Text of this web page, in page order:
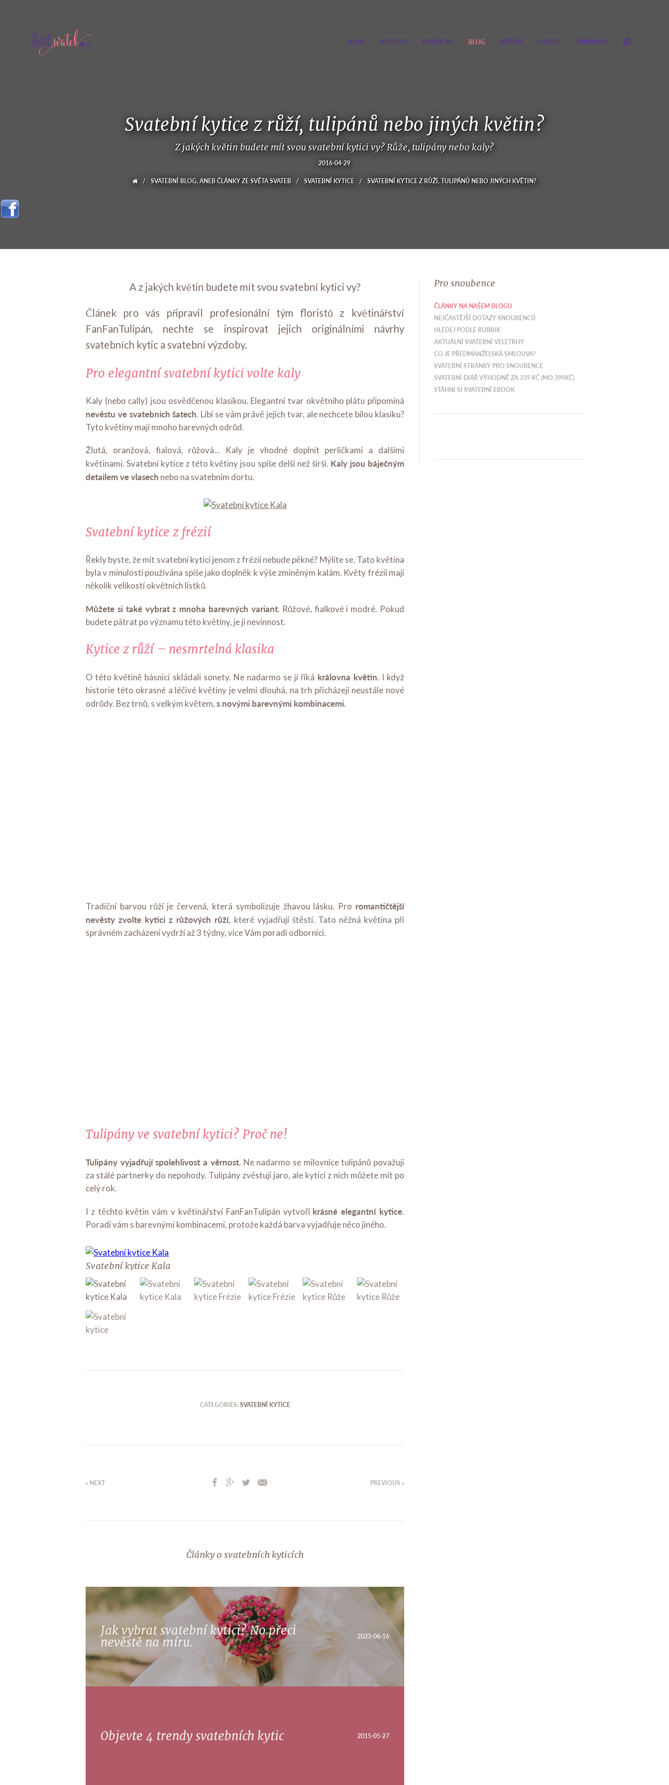
HOME RUBRIKY POMŮCKY BLOG PŘÍBĚH GALERIE PŘÍPRAVY
Svatební kytice z růží, tulipánů nebo jiných květin?
Z jakých květin budete mít svou svatební kytici vy? Růže, tulipány nebo kaly?
2016-04-29
/ SVATEBNÍ BLOG, ANEB ČLÁNKY ZE SVĚTA SVATEB / SVATEBNÍ KYTICE / SVATEBNÍ KYTICE Z RŮŽÍ, TULIPÁNŮ NEBO JINÝCH KVĚTIN?
A z jakých květin budete mít svou svatební kytici vy?
Článek pro vás připravil profesionální tým floristů z květinářství
FanFanTulipán, nechte se inspirovat jejich originálními návrhy
svatebních kytic a svatební výzdoby.
Pro elegantní svatební kytici volte kaly
Kaly (nebo cally) jsou osvědčenou klasikou. Elegantní tvar okvětního plátu připomíná
nevěstu ve svatebních šatech. Líbí se vám právě jejich tvar, ale nechcete bílou klasiku?
Tyto květiny mají mnoho barevných odrůd.
Žlutá, oranžová, fialová, růžová… Kaly je vhodné doplnit perličkami a dalšími
květinami. Svatební kytice z této květiny jsou spíše delší než širší. Kaly jsou báječným
detailem ve vlasech nebo na svatebním dortu.
Svatební kytice z frézií
Řekly byste, že mít svatební kytici jenom z frézií nebude pěkné? Mýlíte se. Tato květina
byla v minulosti používána spíše jako doplněk k výše zmíněným kalám. Květy frézií mají
několik velikostí okvětních lístků.
Můžete si také vybrat z mnoha barevných variant. Růžové, fialkové i modré. Pokud
budete pátrat po významu této květiny, je jí nevinnost.
Kytice z růží – nesmrtelná klasika
O této květině básníci skládali sonety. Ne nadarmo se jí říká královna květin. I když
historie této okrasné a léčivé květiny je velmi dlouhá, na trh přicházejí neustále nové
odrůdy. Bez trnů, s velkým květem,s novými barevnými kombinacemi.
Tradiční barvou růží je červená, která symbolizuje žhavou lásku. Pro romantičtější
nevěsty zvolte kytici z růžových růží, které vyjadřují štěstí. Tato něžná květina při
správném zacházení vydrží až 3 týdny, více Vám poradí odborníci.
Tulipány ve svatební kytici? Proč ne!
Tulipány vyjadřují spolehlivost a věrnost. Ne nadarmo se milovnice tulipánů považují
za stálé partnerky do nepohody. Tulipány zvěstují jaro, ale kytici z nich můžete mít po
celý rok.
I z těchto květin vám v květinářství FanFanTulipán vytvoří krásné elegantní kytice.
Poradí vám s barevnými kombinacemi, protože každá barva vyjadřuje něco jiného.
Svatební kytice Kala
CATEGORIES: SVATEBNÍ KYTICE
« NEXT PREVIOUS »
Články o svatebních kyticích
Jak vybrat svatební kytici? No přeci
nevěstě na míru. 2023-06-16
Objevte 4 trendy svatebních kytic 2015-05-27
Pro snoubence
ČLÁNKY NA NAŠEM BLOGU
NEJČASTĚJŠÍ DOTAZY SNOUBENCŮ
HLEDEJ PODLE RUBRIK
AKTUÁLNÍ SVATEBNÍ VELETRHY
CO JE PŘEDMANŽELSKÁ SMLOUVA?
SVATEBNÍ STRÁNKY PRO SNOUBENCE
SVATEBNÍ DIÁŘ VÝHODNĚ ZA 339 KČ (MO 399KČ)
STÁHNI SI SVATEBNÍ EBOOK